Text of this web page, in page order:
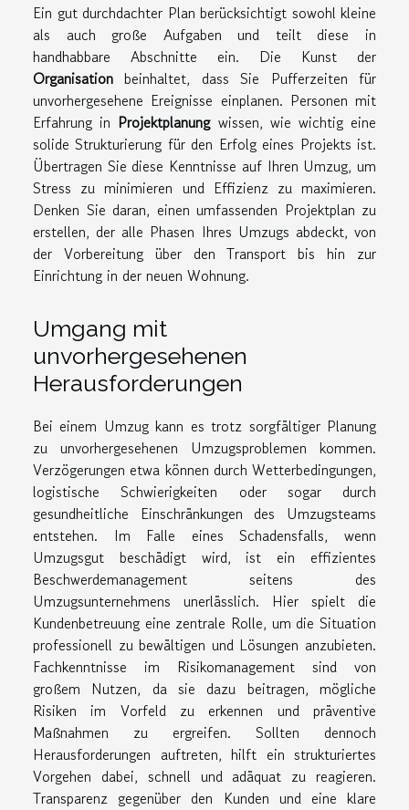
Ein gut durchdachter Plan berücksichtigt sowohl kleine
als auch große Aufgaben und teilt diese in
handhabbare Abschnitte ein. Die Kunst der
Organisation beinhaltet, dass Sie Pufferzeiten für
unvorhergesehene Ereignisse einplanen. Personen mit
Erfahrung in Projektplanungwissen, wie wichtig eine
solide Strukturierung für den Erfolg eines Projekts ist.
Übertragen Sie diese Kenntnisse auf Ihren Umzug, um
Stress zu minimieren und Effizienz zu maximieren.
Denken Sie daran, einen umfassenden Projektplan zu
erstellen, der alle Phasen Ihres Umzugs abdeckt, von
der Vorbereitung über den Transport bis hin zur
Einrichtung in der neuen Wohnung.
Umgang mit
unvorhergesehenen
Herausforderungen
Bei einem Umzug kann es trotz sorgfältiger Planung
zu unvorhergesehenen Umzugsproblemen kommen.
Verzögerungen etwa können durch Wetterbedingungen,
logistische Schwierigkeiten oder sogar durch
gesundheitliche Einschränkungen des Umzugsteams
entstehen. Im Falle eines Schadensfalls, wenn
Umzugsgut beschädigt wird, ist ein effizientes
Beschwerdemanagement seitens des
Umzugsunternehmens unerlässlich. Hier spielt die
Kundenbetreuung eine zentrale Rolle, um die Situation
professionell zu bewältigen und Lösungen anzubieten.
Fachkenntnisse im Risikomanagement sind von
großem Nutzen, da sie dazu beitragen, mögliche
Risiken im Vorfeld zu erkennen und präventive
Maßnahmen zu ergreifen. Sollten dennoch
Herausforderungen auftreten, hilft ein strukturiertes
Vorgehen dabei, schnell und adäquat zu reagieren.
Transparenz gegenüber den Kunden und eine klare